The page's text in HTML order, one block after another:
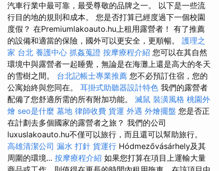
汽車行業中最可靠，最受尊敬的品牌之一。 以下是一些流
行目的地的規則和成本。 您是否打算已經度過下一個校園
度假？ 在Premiumlakoauto.hu上租用露營者！ 有了推薦
的設備和適當的保險，國外可以更安全，更順暢。 護理之
家 台北 養護中心 抓姦蒐證 按摩療程介紹 您可以在其自然
環境中與露營者一起睡覺，無論是在海灘上還是高大的冬天
的雪樹之間。 台北記帳士專業推薦 您不必預訂住宿，您的
公寓始終與您同在。 耳掛式助聽器設計特色 我們的露營者
配備了您舒適所需的所有附加功能。 滅鼠 裝潢風格 桃園外
燴 seo是什麼 墓地 律師收費 貨運 外遇 外燴擺盤 您是否正
在計劃去多個國家的露營者之旅？ 我們的公司
luxuslakoauto.hu不僅可以旅行，而且還可以幫助旅行。
高雄清潔公司 漏水 打針 貨運行 Hódmezővásárhely及其
周圍的環境... 按摩療程介紹 如果您打算在項目上運輸大量